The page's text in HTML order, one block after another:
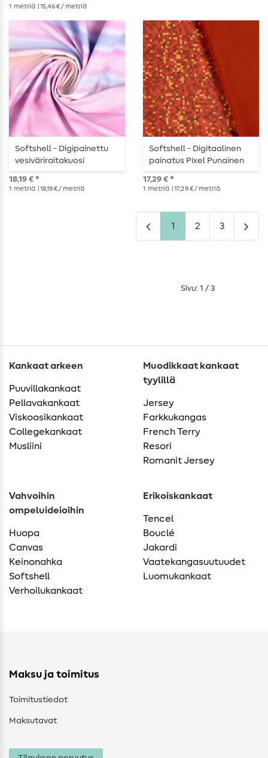
1 metriä | 15,46 € / metriä
Softshell - Digipainettu
vesiväriraitakuosi
vaaleanpunainen
18,19 € *
1 metriä | 18,19 € / metriä
Softshell - Digitaalinen
painatus Pixel Punainen
17,29 € *
1 metriä | 17,29 € / metriä
1 2 3
Sivu: 1 / 3
Kankaat arkeen
Puuvillakankaat
Pellavakankaat
Viskoosikankaat
Collegekankaat
Musliini
Muodikkaat kankaat
tyylillä
Jersey
Farkkukangas
French Terry
Resori
Romanit Jersey
Vahvoihin
ompeluideioihin
Huopa
Canvas
Keinonahka
Softshell
Verhoilukankaat
Erikoiskankaat
Tencel
Bouclé
Jakardi
Vaatekangasuutuudet
Luomukankaat
Maksu ja toimitus
Toimitustiedot
Maksutavat